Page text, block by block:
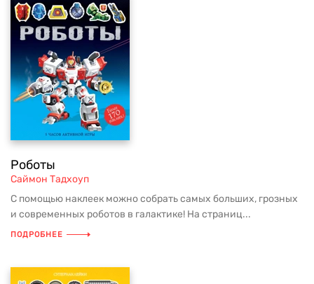
Роботы
Саймон Тадхоуп
С помощью наклеек можно собрать самых больших, грозных
и современных роботов в галактике! На страниц...
ПОДРОБНЕЕ